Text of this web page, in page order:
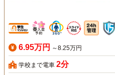
6.95万円 ～8.25万円
学校まで電車 2分